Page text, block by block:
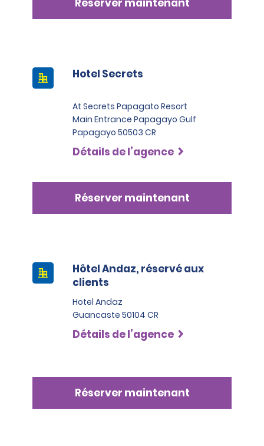
Hotel Secrets
At Secrets Papagato Resort
Main Entrance Papagayo Gulf
Papagayo 50503 CR
Détails de l’agence
Réserver maintenant
Hôtel Andaz, réservé aux
clients
Hotel Andaz
Guancaste 50104 CR
Détails de l’agence
Réserver maintenant